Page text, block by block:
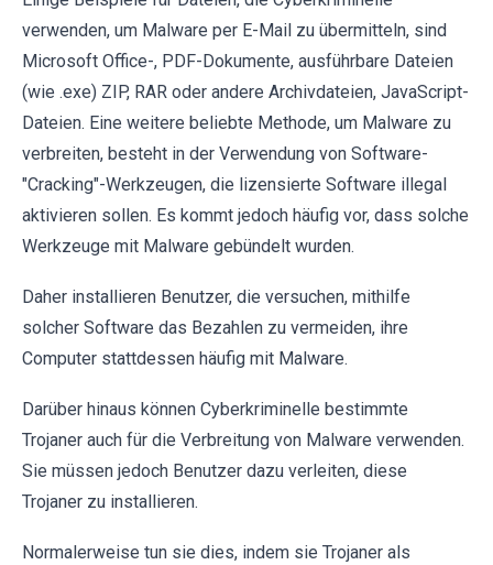
verwenden, um Malware per E-Mail zu übermitteln, sind
Microsoft Office-, PDF-Dokumente, ausführbare Dateien
(wie .exe) ZIP, RAR oder andere Archivdateien, JavaScript-
Dateien. Eine weitere beliebte Methode, um Malware zu
verbreiten, besteht in der Verwendung von Software-
"Cracking"-Werkzeugen, die lizensierte Software illegal
aktivieren sollen. Es kommt jedoch häufig vor, dass solche
Werkzeuge mit Malware gebündelt wurden.
Daher installieren Benutzer, die versuchen, mithilfe
solcher Software das Bezahlen zu vermeiden, ihre
Computer stattdessen häufig mit Malware.
Darüber hinaus können Cyberkriminelle bestimmte
Trojaner auch für die Verbreitung von Malware verwenden.
Sie müssen jedoch Benutzer dazu verleiten, diese
Trojaner zu installieren.
Normalerweise tun sie dies, indem sie Trojaner als